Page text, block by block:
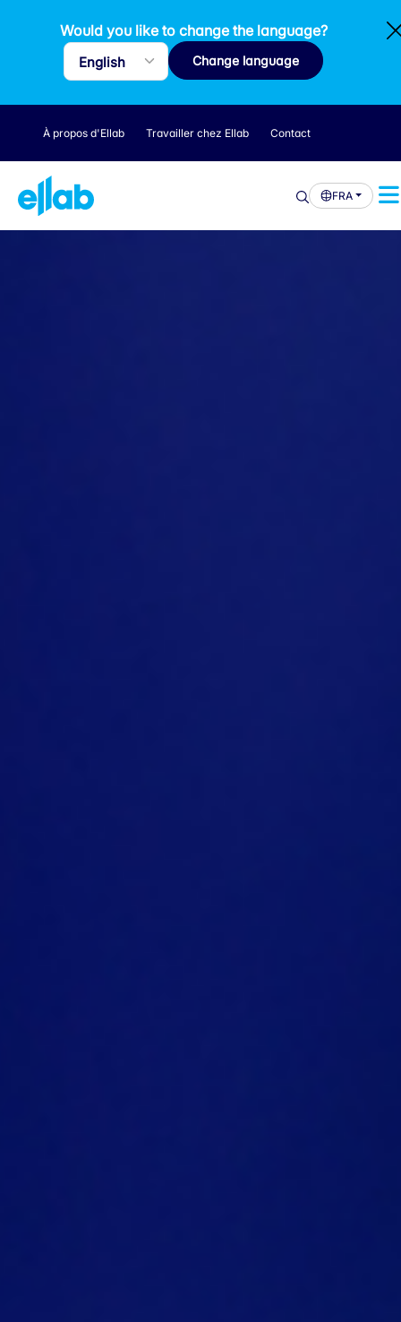
Would you like to change the language?
Change language
À propos d'Ellab Travailler chez Ellab Contact
FRA